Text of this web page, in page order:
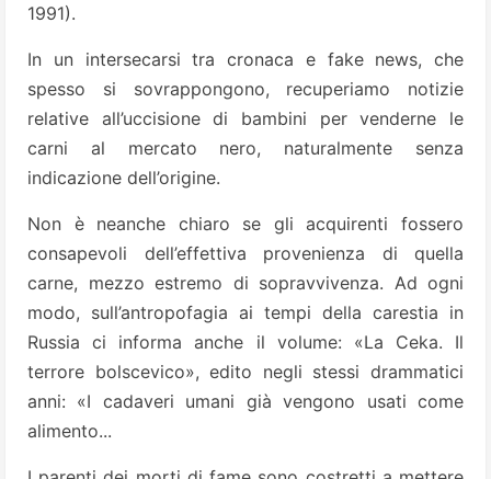
1991).
In un intersecarsi tra cronaca e fake news, che
spesso si sovrappongono, recuperiamo notizie
relative all’uccisione di bambini per venderne le
carni al mercato nero, naturalmente senza
indicazione dell’origine.
Non è neanche chiaro se gli acquirenti fossero
consapevoli dell’effettiva provenienza di quella
carne, mezzo estremo di sopravvivenza. Ad ogni
modo, sull’antropofagia ai tempi della carestia in
Russia ci informa anche il volume: «La Ceka. Il
terrore bolscevico», edito negli stessi drammatici
anni: «I cadaveri umani già vengono usati come
alimento...